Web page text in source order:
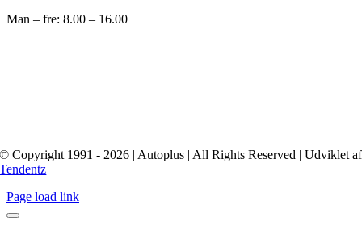
Man – fre: 8.00 – 16.00
© Copyright 1991 - 2026 | Autoplus | All Rights Reserved | Udviklet af
Tendentz
Page load link